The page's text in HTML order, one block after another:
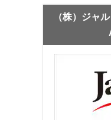
（株）ジャ